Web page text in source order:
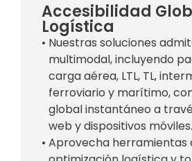
Accesibilidad
Logística
• Nuestras soluciones
multimodal, incluyendo
carga aérea, LTL, TL,
ferroviario y marítimo,
global instantáneo a
web y dispositivos móviles.
• Aprovecha herramientas